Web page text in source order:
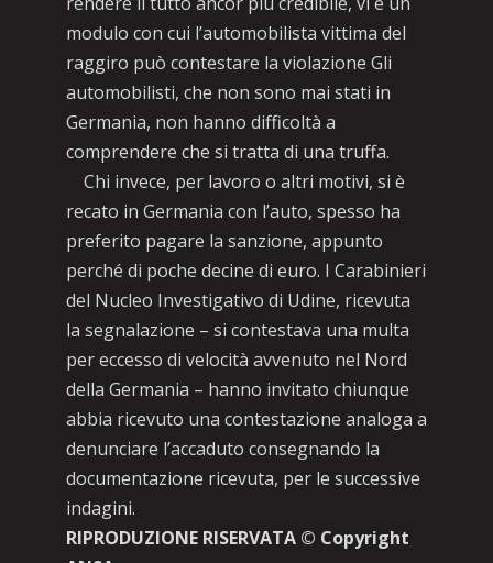
modulo con cui l’automobilista vittima del
raggiro può contestare la violazione Gli
automobilisti, che non sono mai stati in
Germania, non hanno difficoltà a
comprendere che si tratta di una truffa.
Chi invece, per lavoro o altri motivi, si è
recato in Germania con l’auto, spesso ha
preferito pagare la sanzione, appunto
perché di poche decine di euro. I Carabinieri
del Nucleo Investigativo di Udine, ricevuta
la segnalazione – si contestava una multa
per eccesso di velocità avvenuto nel Nord
della Germania – hanno invitato chiunque
abbia ricevuto una contestazione analoga a
denunciare l’accaduto consegnando la
documentazione ricevuta, per le successive
indagini.
RIPRODUZIONE RISERVATA © Copyright